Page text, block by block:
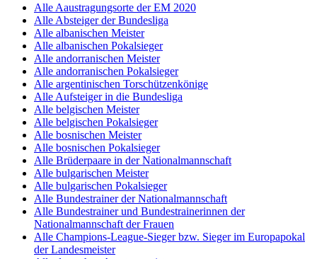
Alle Aaustragungsorte der EM 2020
Alle Absteiger der Bundesliga
Alle albanischen Meister
Alle albanischen Pokalsieger
Alle andorranischen Meister
Alle andorranischen Pokalsieger
Alle argentinischen Torschützenkönige
Alle Aufsteiger in die Bundesliga
Alle belgischen Meister
Alle belgischen Pokalsieger
Alle bosnischen Meister
Alle bosnischen Pokalsieger
Alle Brüderpaare in der Nationalmannschaft
Alle bulgarischen Meister
Alle bulgarischen Pokalsieger
Alle Bundestrainer der Nationalmannschaft
Alle Bundestrainer und Bundestrainerinnen der
Nationalmannschaft der Frauen
Alle Champions-League-Sieger bzw. Sieger im Europapokal
der Landesmeister